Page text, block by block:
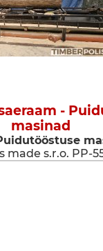
-
masinad
made s.r.o. PP-